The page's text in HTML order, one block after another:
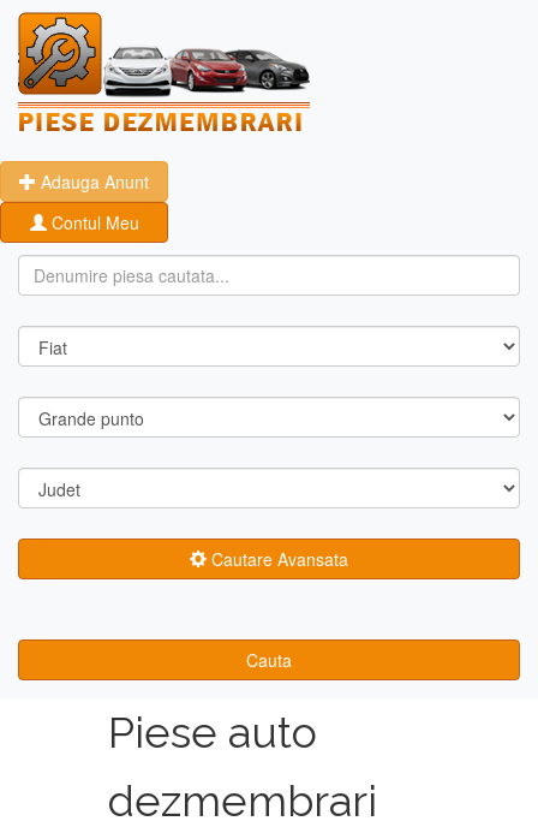
Adauga Anunt
Contul Meu
Cautare Avansata
Cauta
Piese auto
dezmembrari